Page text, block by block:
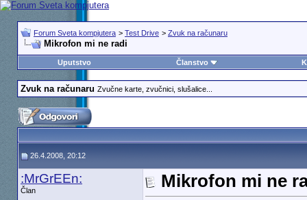
Forum Sveta kompjutera > Test Drive > Zvuk na računaru
Mikrofon mi ne radi
Uputstvo Članstvo
Zvuk na računaru Zvučne karte, zvučnici, slušalice...
26.4.2008, 20:12
:MrGrEEn:
Član
Mikrofon mi ne